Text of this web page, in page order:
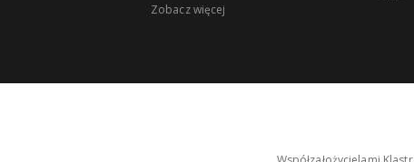
Zobacz więcej